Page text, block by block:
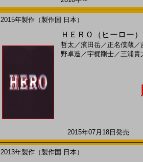
2015年製作（製作国 日本）
ＨＥＲＯ（ヒーロー
哲太 ／濱田岳／正名僕蔵／
野卓造 ／宇梶剛士／三浦貴
2015年07月18日発売
2013年製作（製作国 日本）